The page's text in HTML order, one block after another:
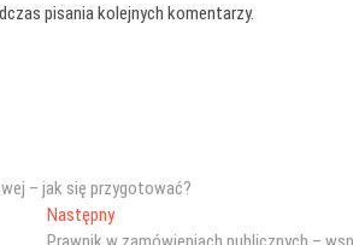
pisania kolejnych komentarzy.
– jak się przygotować?
NastępnyNastępny
wpis: